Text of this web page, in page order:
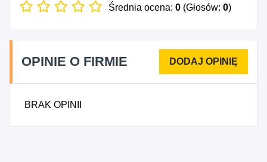
rozpoczęcia działalności gospodarczej przypada
Średnia ocena: 0 (Głosów: 0)
OPINIE O FIRMIE
BRAK OPINII